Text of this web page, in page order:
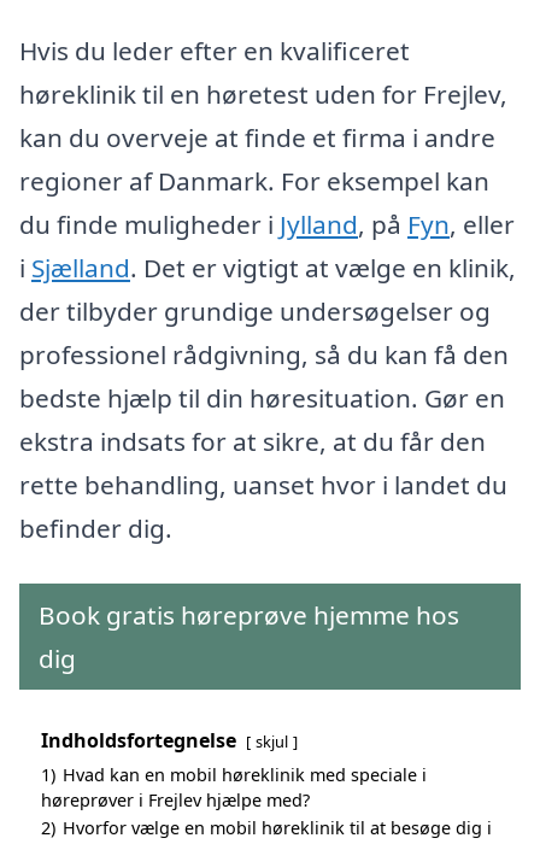
Hvis du leder efter en kvalificeret
høreklinik til en høretest uden for Frejlev,
kan du overveje at finde et firma i andre
regioner af Danmark. For eksempel kan
du finde muligheder i Jylland, på Fyn, eller
i Sjælland. Det er vigtigt at vælge en klinik,
der tilbyder grundige undersøgelser og
professionel rådgivning, så du kan få den
bedste hjælp til din høresituation. Gør en
ekstra indsats for at sikre, at du får den
rette behandling, uanset hvor i landet du
befinder dig.
Book gratis høreprøve hjemme hos
dig
Indholdsfortegnelse skjul
1) Hvad kan en mobil høreklinik med speciale i
høreprøver i Frejlev hjælpe med?
2) Hvorfor vælge en mobil høreklinik til at besøge dig i